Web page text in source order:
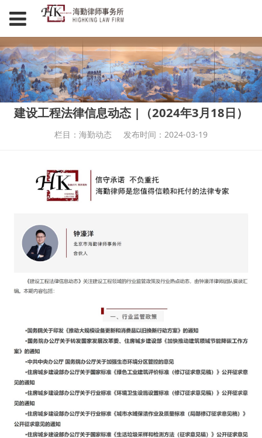
建设工程法律信息动态 |（2024年3月18日）
栏目：海勤动态 发布时间：2024-03-19